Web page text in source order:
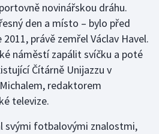
novinářskou dráhu.
den a místo – bylo před
právě zemřel Václav Havel.
náměstí zapálit svíčku a poté
Čítárně Unijazzu v
redaktorem
televize.
svými fotbalovými znalostmi,